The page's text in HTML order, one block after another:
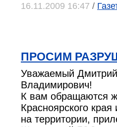
16.11.2009 16:47 /
ПРОСИМ
Уважаемый
Владимирович!
К вам обращаются
Красноярского
на территории,